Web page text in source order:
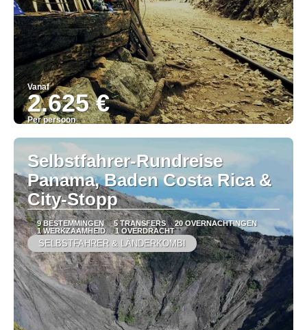
Vanaf
2.625 €
Per persoon
Bekijk
Selbstfahrer-Rundreise
Panama, Baden Costa Rica &
City-Stopp
9 BESTEMMINGEN 5 TRANSFERS
20 OVERNACHTINGEN
1 WERKZAAMHEID
1 OVERDRACHT
SELBSTFAHRER & LÄNDERKOMBI